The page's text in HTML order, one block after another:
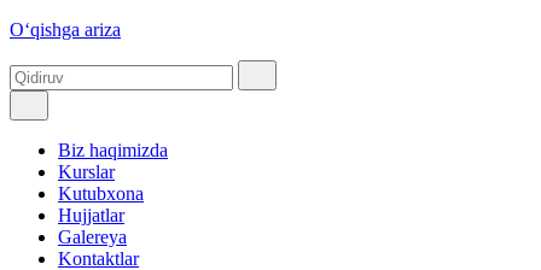
O‘qishga ariza
Biz haqimizda
Kurslar
Kutubxona
Hujjatlar
Galereya
Kontaktlar